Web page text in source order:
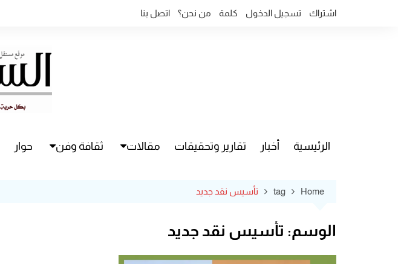
اشتراك تسجيل الدخول كلمة من نحن؟ اتصل بنا
الرئيسية أخبار تقارير وتحقيقات مقالات ثقافة وفن حوار
Home
tag تأسيس نقد جديد
الوسم: تأسيس نقد جديد